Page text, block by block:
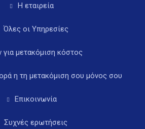
Η εταιρεία
Όλες οι Υπηρεσίες
για μετακόμιση κόστος
η τη μετακόμιση σου μόνος σου
Επικοινωνία
Συχνές ερωτήσεις